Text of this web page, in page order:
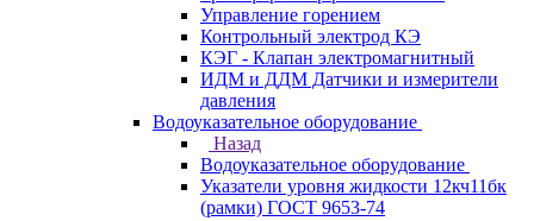
Управление горением
Контрольный электрод КЭ
КЭГ - Клапан электромагнитный
ИДМ и ДДМ Датчики и измерители
давления
Водоуказательное оборудование
Назад
Водоуказательное оборудование
Указатели уровня жидкости 12кч11бк
(рамки) ГОСТ 9653-74